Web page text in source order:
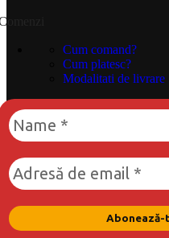
Cum comand?
Cum platesc?
Modalitati de livrare